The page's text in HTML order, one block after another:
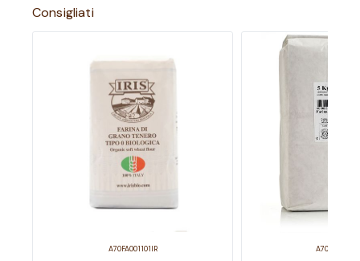
Consigliati
A70FA001101IR